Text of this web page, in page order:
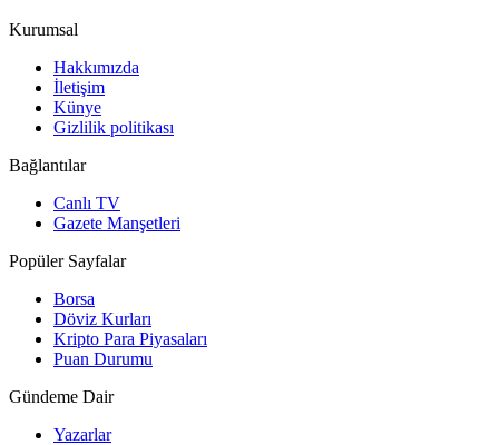
Kurumsal
Hakkımızda
İletişim
Künye
Gizlilik politikası
Bağlantılar
Canlı TV
Gazete Manşetleri
Popüler Sayfalar
Borsa
Döviz Kurları
Kripto Para Piyasaları
Puan Durumu
Gündeme Dair
Yazarlar